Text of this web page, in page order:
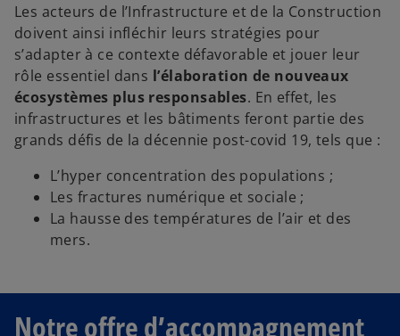
Les acteurs de l’Infrastructure et de la Construction
doivent ainsi infléchir leurs stratégies pour
s’adapter à ce contexte défavorable et jouer leur
rôle essentiel dans l’élaboration de nouveaux
écosystèmes plus responsables. En effet, les
infrastructures et les bâtiments feront partie des
grands défis de la décennie post-covid 19, tels que :
L’hyper concentration des populations ;
Les fractures numérique et sociale ;
La hausse des températures de l’air et des
mers.
Notre offre d’accompagnement